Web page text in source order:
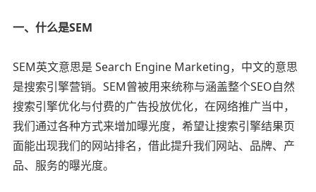
一、什么是SEM
SEM英文意思是 Search Engine Marketing，中文的意思
是搜索引擎营销。SEM曾被用来统称与涵盖整个SEO自然
搜索引擎优化与付费的广告投放优化，在网络推广当中，
我们通过各种方式来增加曝光度，希望让搜索引擎结果页
面能出现我们的网站排名，借此提升我们网站、品牌、产
品、服务的曝光度。